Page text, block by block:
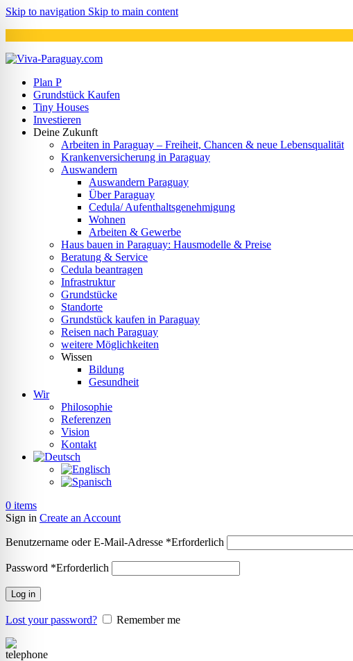
Skip to navigation Skip to main content
Plan P
Grundstück Kaufen
Tiny Houses
Investieren
Deine Zukunft
Arbeiten in Paraguay – Freiheit, Chancen & neue Lebensqualität
Krankenversicherung in Paraguay
Auswandern
Auswandern Paraguay
Über Paraguay
Cedula/ Aufenthaltsgenehmigung
Wohnen
Arbeiten & Gewerbe
Haus bauen in Paraguay: Hausmodelle & Preise
Beratung & Service
Cedula beantragen
Infrastruktur
Grundstücke
Standorte
Grundstück kaufen in Paraguay
Reisen nach Paraguay
weitere Möglichkeiten
Wissen
Bildung
Gesundheit
Wir
Philosophie
Referenzen
Vision
Kontakt
0 items
Sign in Create an Account
Benutzername oder E-Mail-Adresse *Erforderlich
Password *Erforderlich
Log in
Lost your password? Remember me